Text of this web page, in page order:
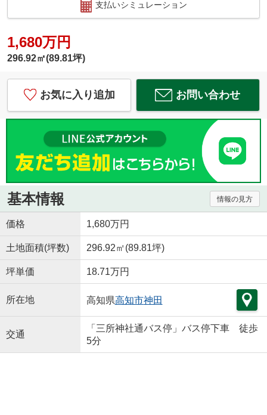
支払いシミュレーション
1,680万円
296.92㎡(89.81坪)
お気に入り追加 お問い合わせ
基本情報 情報の見方
価格 1,680万円
土地面積(坪数) 296.92㎡(89.81坪)
坪単価 18.71万円
所在地 高知県高知市神田
交通
「三所神社通バス停」バス停下車 徒歩
5分